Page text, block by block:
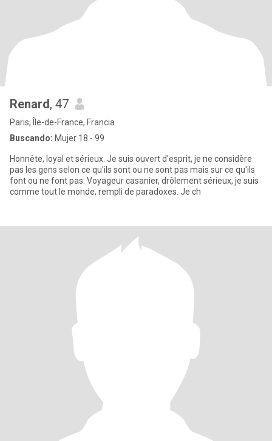
Renard, 47
Paris, Île-de-France, Francia
Buscando: Mujer 18 - 99
Honnête, loyal et sérieux. Je suis ouvert d'esprit, je ne considère
pas les gens selon ce qu'ils sont ou ne sont pas mais sur ce qu'ils
font ou ne font pas. Voyageur casanier, drôlement sérieux, je suis
comme tout le monde, rempli de paradoxes. Je ch